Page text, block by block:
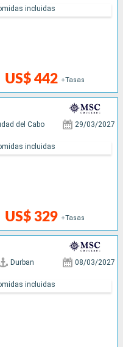
US$ 442 +Tasas
incluidas
del Cabo 29/03/2027
US$ 329 +Tasas
incluidas
Durban 08/03/2027
incluidas